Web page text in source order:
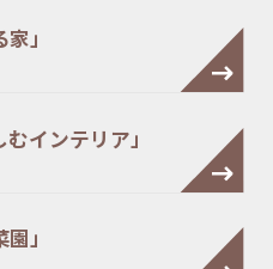
」
インテリア」
」